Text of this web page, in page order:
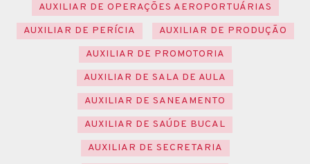
AUXILIAR DE OPERAÇÕES AEROPORTUÁRIAS
AUXILIAR DE PERÍCIA
AUXILIAR DE PRODUÇÃO
AUXILIAR DE PROMOTORIA
AUXILIAR DE SALA DE AULA
AUXILIAR DE SANEAMENTO
AUXILIAR DE SAÚDE BUCAL
AUXILIAR DE SECRETARIA